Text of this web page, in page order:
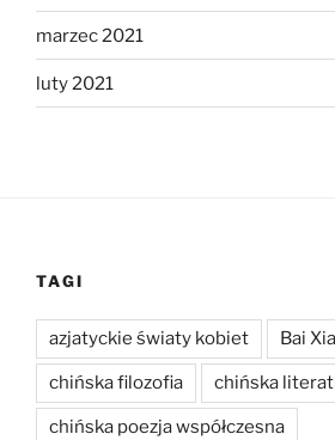
marzec 2021
luty 2021
TAGI
azjatyckie światy kobiet Bai
chińska filozofia chińska
chińska poezja współczesna